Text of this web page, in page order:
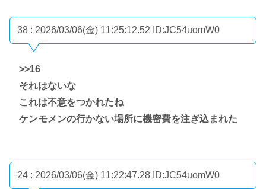
38 : 2026/03/06(金) 11:25:12.52 ID:JC54uomW0
>>16
それはないな
これは不意をつかれたね
ケンモメンの行かない場所に機密費を注ぎ込まれた
24 : 2026/03/06(金) 11:22:47.28 ID:JC54uomW0